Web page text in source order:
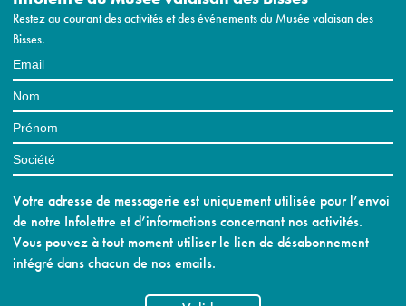
Restez au courant des activités et des événements du Musée valaisan des
Bisses.
Votre adresse de messagerie est uniquement utilisée pour l’envoi
de notre Infolettre et d’informations concernant nos activités.
Vous pouvez à tout moment utiliser le lien de désabonnement
intégré dans chacun de nos emails.